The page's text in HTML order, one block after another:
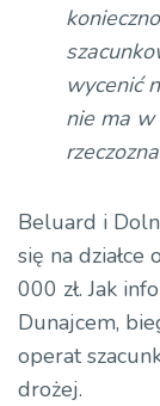
wycenić
nie ma w
Beluard i
się na działce
000 zł. Jak
Dunajcem,
operat
drożej.